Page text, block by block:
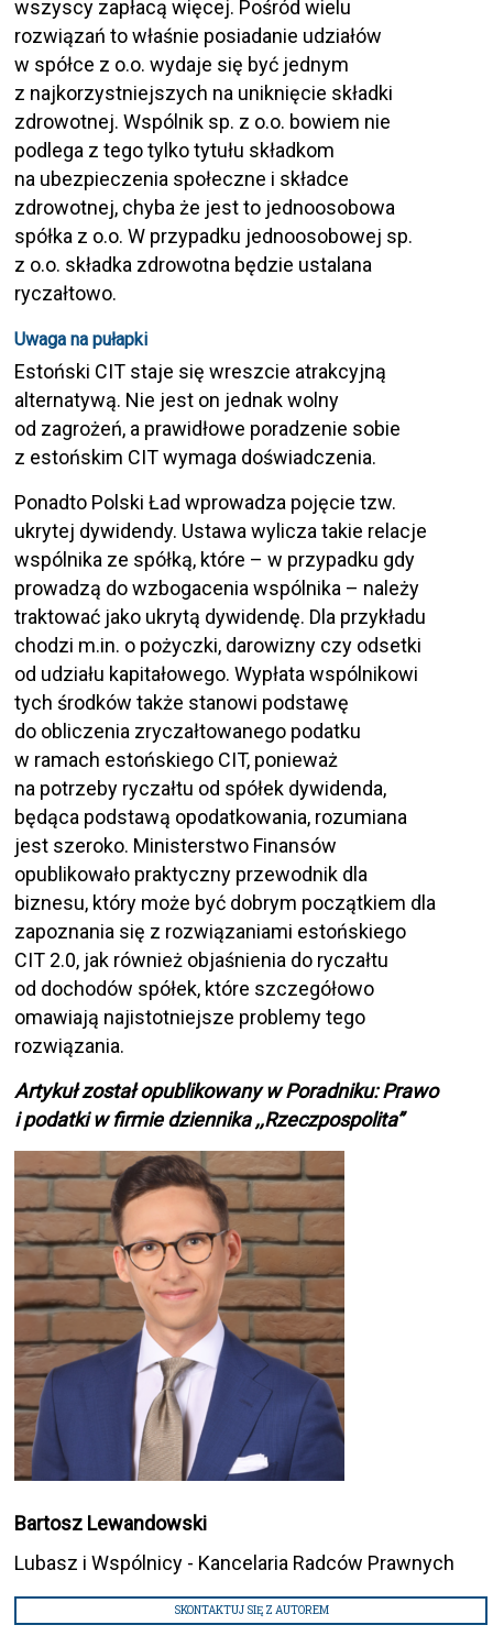
wszyscy zapłacą więcej. Pośród wielu
rozwiązań to właśnie posiadanie udziałów
w spółce z o.o. wydaje się być jednym
z najkorzystniejszych na uniknięcie składki
zdrowotnej. Wspólnik sp. z o.o. bowiem nie
podlega z tego tylko tytułu składkom
na ubezpieczenia społeczne i składce
zdrowotnej, chyba że jest to jednoosobowa
spółka z o.o. W przypadku jednoosobowej sp.
z o.o. składka zdrowotna będzie ustalana
ryczałtowo.
Uwaga na pułapki
Estoński CIT staje się wreszcie atrakcyjną
alternatywą. Nie jest on jednak wolny
od zagrożeń, a prawidłowe poradzenie sobie
z estońskim CIT wymaga doświadczenia.
Ponadto Polski Ład wprowadza pojęcie tzw.
ukrytej dywidendy. Ustawa wylicza takie relacje
wspólnika ze spółką, które – w przypadku gdy
prowadzą do wzbogacenia wspólnika – należy
traktować jako ukrytą dywidendę. Dla przykładu
chodzi m.in. o pożyczki, darowizny czy odsetki
od udziału kapitałowego. Wypłata wspólnikowi
tych środków także stanowi podstawę
do obliczenia zryczałtowanego podatku
w ramach estońskiego CIT, ponieważ
na potrzeby ryczałtu od spółek dywidenda,
będąca podstawą opodatkowania, rozumiana
jest szeroko. Ministerstwo Finansów
opublikowało praktyczny przewodnik dla
biznesu, który może być dobrym początkiem dla
zapoznania się z rozwiązaniami estońskiego
CIT 2.0, jak również objaśnienia do ryczałtu
od dochodów spółek, które szczegółowo
omawiają najistotniejsze problemy tego
rozwiązania.
Artykuł został opublikowany w Poradniku: Prawo
i podatki w firmie dziennika ,,Rzeczpospolita”
Bartosz Lewandowski
Lubasz i Wspólnicy - Kancelaria Radców Prawnych
SKONTAKTUJ SIĘ Z AUTOREM